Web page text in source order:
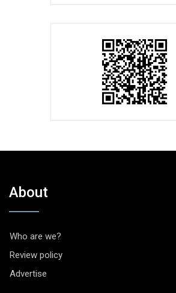
About
Who are we?
Review policy
Advertise